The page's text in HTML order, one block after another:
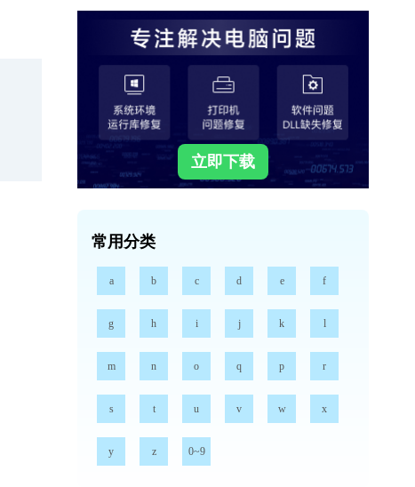
立即下载
常用分类
a b c d e f
g h i j k l
m n o q p r
s t u v w x
y z 0~9